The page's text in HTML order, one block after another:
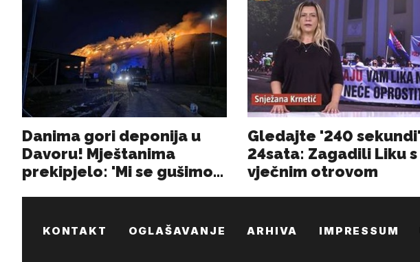
KONTAKT OGLAŠAVANJE ARHIVA IMPRESSUM